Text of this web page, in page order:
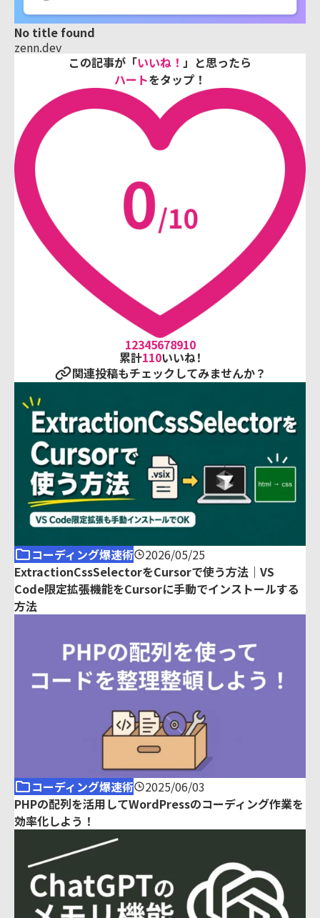
No title found
zenn.dev
この記事が「いいね！ 」と思ったら
ハートをタップ！
12345678910
累計110いいね！
関連投稿もチェックしてみませんか？
コーディング爆速術
2026/05/25
ExtractionCssSelectorをCursorで使う方法｜VS
Code限定拡張機能をCursorに手動でインストールする
方法
コーディング爆速術
2025/06/03
PHPの配列を活用してWordPressのコーディング作業を
効率化しよう！